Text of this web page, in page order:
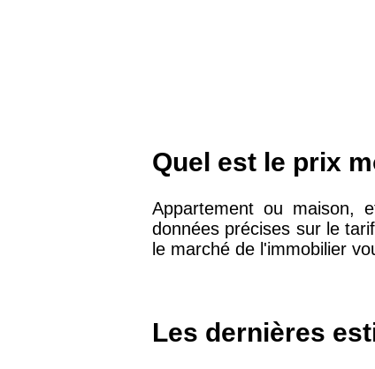
Quel est le prix
Appartement ou maison,
données précises sur le
le marché de l'immobilier
Les dernières